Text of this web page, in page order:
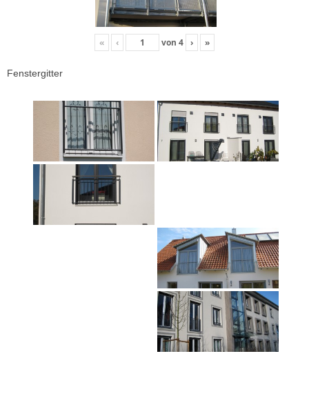
« ‹ von 4 › »
Fenstergitter